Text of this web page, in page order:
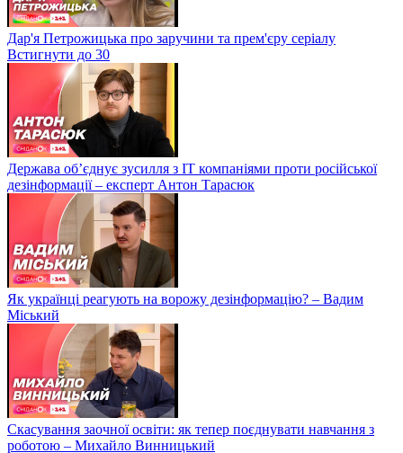
Дар'я Петрожицька про заручини та прем'єру серіалу
Встигнути до 30
Держава об’єднує зусилля з ІТ компаніями проти російської
дезінформації – експерт Антон Тарасюк
Як українці реагують на ворожу дезінформацію? – Вадим
Міський
Скасування заочної освіти: як тепер поєднувати навчання з
роботою – Михайло Винницький